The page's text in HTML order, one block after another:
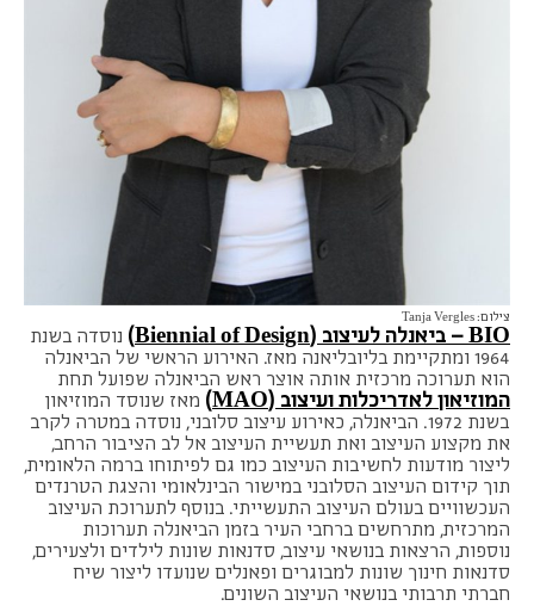
צילום: Tanja Vergles
BIO – ביאנלה לעיצוב (Biennial of Design)
נוסדה בשנת
1964 ומתקיימת בליובליאנה מאז. האירוע הראשי של הביאנלה
הוא תערוכה מרכזית אותה אוצר ראש הביאנלה שפועל תחת
המוזיאון לאדריכלות ועיצוב (MAO)
מאז שנוסד המוזיאון
בשנת 1972. הביאנלה, כאירוע עיצוב סלובני, נוסדה במטרה לקרב
את מקצוע העיצוב ואת תעשיית העיצוב אל לב הציבור הרחב,
ליצור מודעות לחשיבות העיצוב כמו גם לפיתוחו ברמה הלאומית,
תוך קידום העיצוב הסלובני במישור הבינלאומי והצגת הטרנדים
העכשוויים בעולם העיצוב התעשייתי. בנוסף לתערוכת העיצוב
המרכזית, מתרחשים ברחבי העיר בזמן הביאנלה תערוכות
נוספות, הרצאות בנושאי עיצוב, סדנאות שונות לילדים ולצעירים,
סדנאות חינוך שונות למבוגרים ופאנלים שנועדו ליצור שיח
חברתי תרבותי בנושאי העיצוב השונים.